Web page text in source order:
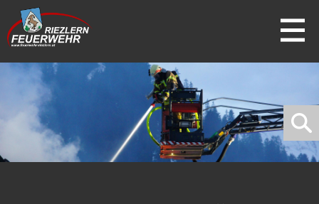
direkt zur Navigation
direkt zum Inhalt